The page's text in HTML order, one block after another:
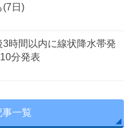
(7日)
3時間以内に線状降水帯発
分発表
一覧